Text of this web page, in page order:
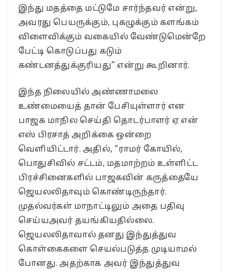
இந்து மதத்தை மட்டுமே சார்ந்தவர் என்று,
அவரது பெயருக்கும், புகழுக்கும் களங்கம்
விளைவிக்கும் வகையில் வேண்டுமென்றே
பேட்டி கொடுப்பது கடும்
கண்டனத்துக்குரியது” என்று கூறினார்.
இந்த நிலையில் அண்ணாமலை
உண்மையைத் தான் பேசியுள்ளார் என
பாஜக மாநில செய்தி தொடர்பாளர் ஏ என்
எஸ் பிரசாத் அறிக்கை ஒன்றை
வெளியிட்டார். அதில், “ராமர் கோயில்,
பொதுசிவில் சட்டம், மதமாற்றம் உள்ளிட்ட
பிரச்சினைகளில் பாஜகவின் கருத்தையே
ஜெயலலிதாவும் கொண்டிருந்தார்.
முதல்வர்கள் மாநாட்டிலும் அதை பதிவு
செய்யஅவர் தயங்கியதில்லை.
ஜெயலலிதாவால் தனது இந்துத்துவ
கொள்கைகளை செயல்படுத்த முடியாமல்
போனது. அதற்காக அவர் இந்துத்துவ